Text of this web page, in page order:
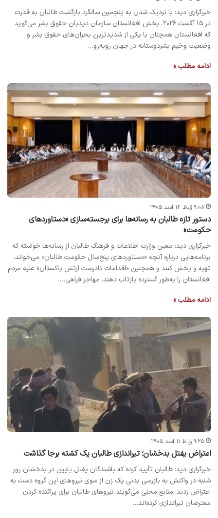
خبرگزاری دید: با نزدیک شدن به پنجمین سالگرد بازگشت طالبان به قدرت
در ۱۵ آگست ۲۰۲۶، بخش افغانستان سازمان دیدبان حقوق بشر می‌گوید
که افغانستان همچنان با یکی از شدیدترین بحران‌های حقوق بشر و
وضعیت وخیم بشردوستانه در جهان روبه‌رو…
ادامه مطلب »
۹:۰۸ ق.ظ ۱۲ اسد ۱۴۰۵
دستور تازه طالبان به رسانه‌ها برای برجسته‌سازی «دستاوردهای
حکومت»
خبرگزاری دید: معین وزارت اطلاعات و فرهنگ طالبان از رسانه‌ها خواسته که
برنامه‌هایی درباره آنچه «دستاوردهای پنج‌سال حکومت طالبان» می‌خواند،
تهیه و پخش کنند و همچنین «اقدامات نادرست ارتش پاکستان» علیه مردم
افغانستان را به‌طور گسترده بازتاب دهند. مهاجر فراهی،…
ادامه مطلب »
۹:۲۵ ق.ظ ۱۱ اسد ۱۴۰۵
اعتراض یفتل بدخشان؛ تیراندازی طالبان یک کشته برجا گذاشت
خبرگزاری دید: طالبان تأیید کرده که باشندگان یفتل پایین در بدخشان روز
شنبه در واکنش به بازرسی بدنی یک زن از سوی نیروهای این گروه دست به
اعتراض زدند. منابع محلی می‌گویند نیروهای طالبان برای پراکنده‌ کردن
معترضان تیراندازی کرده‌اند…